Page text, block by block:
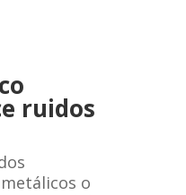
ruidos
o